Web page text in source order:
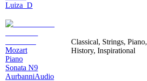
Luiza_D
Mozart
Piano
Sonata N9
AurbanniAudio
Classical, Strings, Piano,
History, Inspirational